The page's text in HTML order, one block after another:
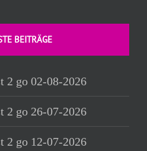
BEITRÄGE
2 go 02-08-2026
2 go 26-07-2026
2 go 12-07-2026